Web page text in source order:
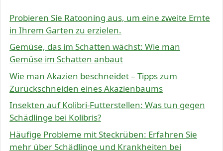
Probieren Sie Ratooning aus, um eine zweite Ernte
in Ihrem Garten zu erzielen.
Gemüse, das im Schatten wächst: Wie man
Gemüse im Schatten anbaut
Wie man Akazien beschneidet – Tipps zum
Zurückschneiden eines Akazienbaums
Insekten auf Kolibri-Futterstellen: Was tun gegen
Schädlinge bei Kolibris?
Häufige Probleme mit Steckrüben: Erfahren Sie
mehr über Schädlinge und Krankheiten bei